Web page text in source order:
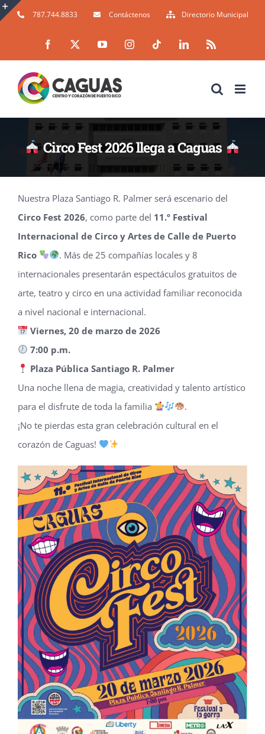
Skip
787.744.8833 Contáctenos Directorio Municipal
Facebook YouTubeInstagramTiktok LinkedIn
Circo Fest 2026 llega a Caguas
Nuestra Plaza Santiago R. Palmer será escenario del
Circo Fest 2026, como parte del 11.º Festival
Internacional de Circo y Artes de Calle de Puerto
Rico
. Más de 25 compañías locales y 8
internacionales presentarán espectáculos gratuitos de
arte, teatro y circo en una actividad familiar reconocida
a nivel nacional e internacional.
Viernes, 20 de marzo de 2026
7:00 p.m.
Plaza Pública Santiago R. Palmer
Una noche llena de magia, creatividad y talento artístico
para el disfrute de toda la familia
.
¡No te pierdas esta gran celebración cultural en el
corazón de Caguas!